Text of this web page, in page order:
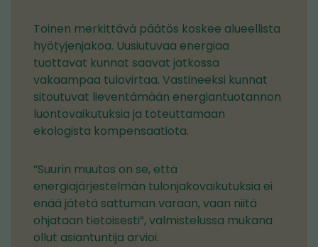
Toinen merkittävä päätös koskee alueellista
hyötyjenjakoa. Uusiutuvaa energiaa
tuottavat kunnat saavat jatkossa
vakaampaa tulovirtaa. Vastineeksi kunnat
sitoutuvat lieventämään energiantuotannon
luontovaikutuksia ja toteuttamaan
ekologista kompensaatiota.
”Suurin muutos on se, että
energiajärjestelmän tulonjakovaikutuksia ei
enää jätetä sattuman varaan, vaan niitä
ohjataan tietoisesti”, valmistelussa mukana
ollut asiantuntija arvioi.